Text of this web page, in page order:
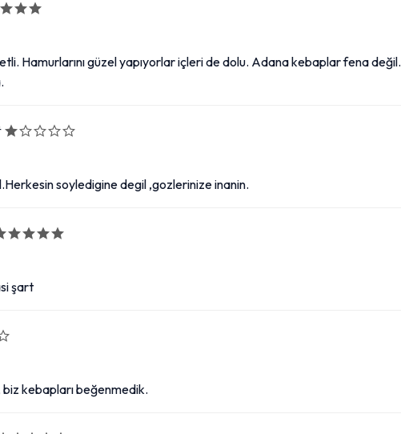
Hamurlarını güzel yapıyorlar içleri de dolu. Adana kebaplar fena değil.
soyledigine degil ,gozlerinize inanin.
şart
kebapları beğenmedik.